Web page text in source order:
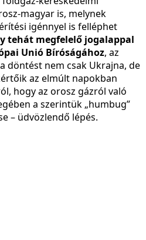
magyar is, melynek
igénnyel is felléphet
tehát megfelelő jogalappal
Unió Bíróságához, az
döntést nem csak Ukrajna, de
az elmúlt napokban
hogy az orosz gázról való
a szerintük „humbug”
– üdvözlendő lépés.